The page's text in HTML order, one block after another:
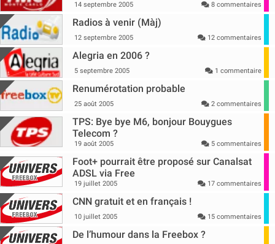
14 septembre 2005 8 commentaires
Radios à venir (Màj)
12 septembre 2005 12 commentaires
Alegria en 2006 ?
5 septembre 2005 1 commentaire
Renumérotation probable
25 août 2005 2 commentaires
TPS: Bye bye M6, bonjour Bouygues
Telecom ?
19 août 2005 5 commentaires
Foot+ pourrait être proposé sur Canalsat
ADSL via Free
19 juillet 2005 17 commentaires
CNN gratuit et en français !
10 juillet 2005 15 commentaires
De l’humour dans la Freebox ?